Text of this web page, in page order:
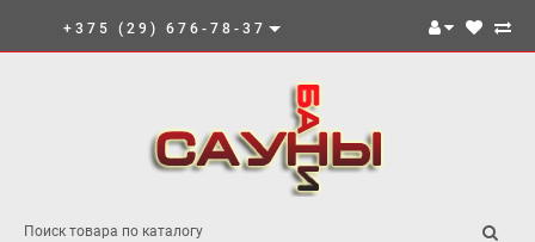
+375 (29) 676-78-37